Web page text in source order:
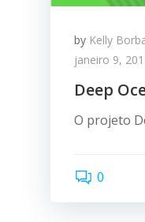
by Kelly
janeiro 9,
Deep
O projeto
0